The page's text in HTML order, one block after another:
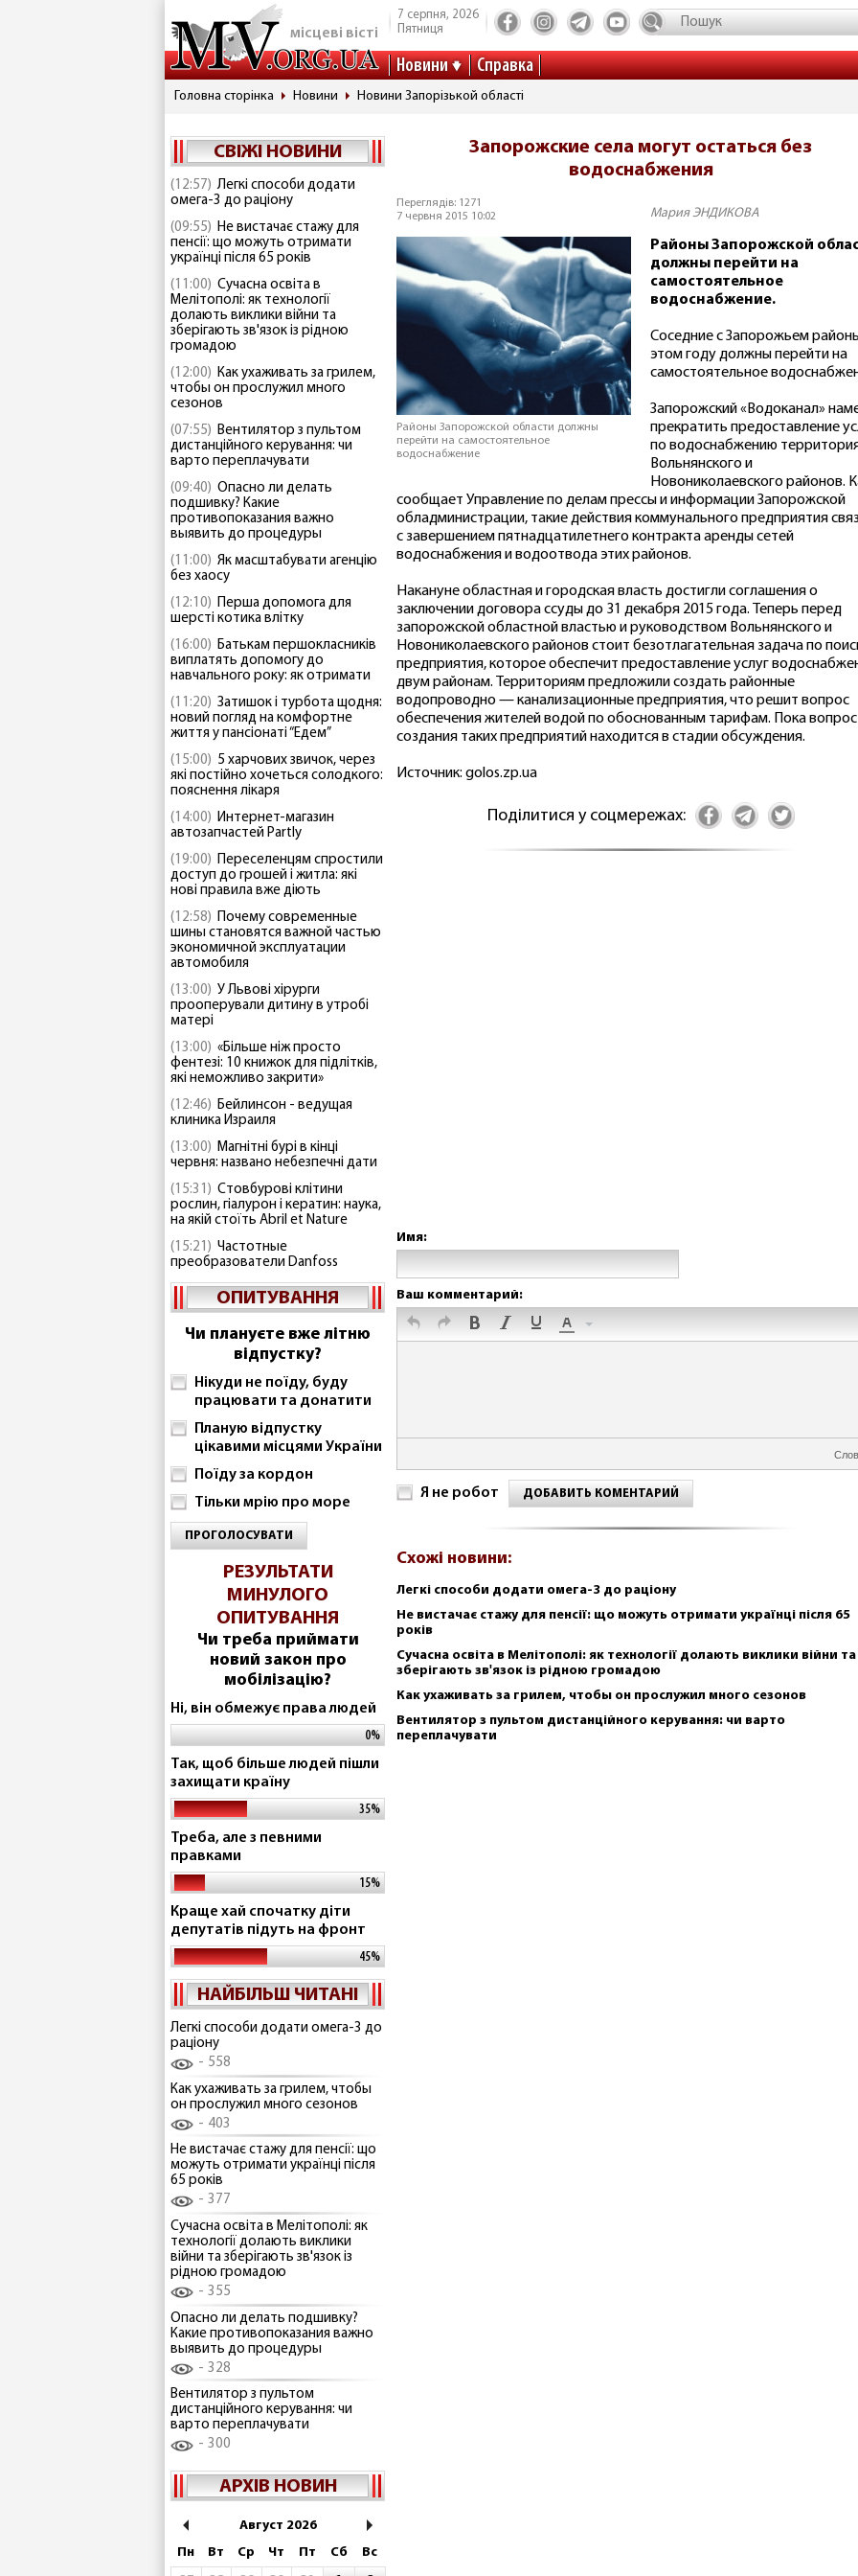
місцеві вісті
7 серпня, 2026
Пятниця
Новини Справка
Головна сторінка Новини Новини Запорізькой області
СВІЖІ НОВИНИ
(12:57) Легкі способи додати
омега-3 до раціону
(09:55) Не вистачає стажу для
пенсії: що можуть отримати
українці після 65 років
(11:00) Сучасна освіта в
Мелітополі: як технології
долають виклики війни та
зберігають зв'язок із рідною
громадою
(12:00) Как ухаживать за грилем,
чтобы он прослужил много
сезонов
(07:55) Вентилятор з пультом
дистанційного керування: чи
варто переплачувати
(09:40) Опасно ли делать
подшивку? Какие
противопоказания важно
выявить до процедуры
(11:00) Як масштабувати агенцію
без хаосу
(12:10) Перша допомога для
шерсті котика влітку
(16:00) Батькам першокласників
виплатять допомогу до
навчального року: як отримати
(11:20) Затишок і турбота щодня:
новий погляд на комфортне
життя у пансіонаті “Едем”
(15:00) 5 харчових звичок, через
які постійно хочеться солодкого:
пояснення лікаря
(14:00) Интернет-магазин
автозапчастей Partly
(19:00) Переселенцям спростили
доступ до грошей і житла: які
нові правила вже діють
(12:58) Почему современные
шины становятся важной частью
экономичной эксплуатации
автомобиля
(13:00) У Львові хірурги
прооперували дитину в утробі
матері
(13:00) «Більше ніж просто
фентезі: 10 книжок для підлітків,
які неможливо закрити»
(12:46) Бейлинсон - ведущая
клиника Израиля
(13:00) Магнітні бурі в кінці
червня: названо небезпечні дати
(15:31) Стовбурові клітини
рослин, гіалурон і кератин: наука,
на якій стоїть Abril et Nature
(15:21) Частотные
преобразователи Danfoss
ОПИТУВАННЯ
Чи плануєте вже літню
відпустку?
Нікуди не поїду, буду
працювати та донатити
Планую відпустку
цікавими місцями України
Поїду за кордон
Тільки мрію про море
ПРОГОЛОСУВАТИ
РЕЗУЛЬТАТИ
МИНУЛОГО
ОПИТУВАННЯ
Чи треба приймати
новий закон про
мобілізацію?
Ні, він обмежує права людей
0%
Так, щоб більше людей пішли
захищати країну
35%
Треба, але з певними
правками
15%
Краще хай спочатку діти
депутатів підуть на фронт
45%
НАЙБІЛЬШ ЧИТАНІ
Легкі способи додати омега-3 до
раціону
558
Как ухаживать за грилем, чтобы
он прослужил много сезонов
403
Не вистачає стажу для пенсії: що
можуть отримати українці після
65 років
377
Сучасна освіта в Мелітополі: як
технології долають виклики
війни та зберігають зв'язок із
рідною громадою
355
Опасно ли делать подшивку?
Какие противопоказания важно
выявить до процедуры
328
Вентилятор з пультом
дистанційного керування: чи
варто переплачувати
300
АРХІВ НОВИН
Август 2026
Пн
Вт Ср Чт Пт Сб
Вс
Запорожские села могут остаться без
водоснабжения
Переглядів: 1271
7 червня 2015 10:02
Мария ЭНДИКОВА
Районы Запорожской области должны
перейти на самостоятельное
водоснабжение
Районы Запорожской
должны перейти на
самостоятельное
водоснабжение.
Соседние с Запорожьем
этом году должны перейти на
самостоятельное
Запорожский «Водоканал»
прекратить предоставление
по водоснабжению
Вольнянского и
Новониколаевского районов.
сообщает Управление по делам прессы и информации Запорожской
обладминистрации, такие действия коммунального предприятия
с завершением пятнадцатилетнего контракта аренды сетей
водоснабжения и водоотвода этих районов.
Накануне областная и городская власть достигли соглашения о
заключении договора ссуды до 31 декабря 2015 года. Теперь перед
запорожской областной властью и руководством Вольнянского и
Новониколаевского районов стоит безотлагательная задача по
предприятия, которое обеспечит предоставление услуг
двум районам. Территориям предложили создать районные
водопроводно — канализационные предприятия, что решит вопрос
обеспечения жителей водой по обоснованным тарифам. Пока вопрос
создания таких предприятий находится в стадии обсуждения.
Источник: golos.zp.ua
Поділитися у соцмережах:
Имя:
Ваш комментарий:
Я не робот ДОБАВИТЬ КОМЕНТАРИЙ
Схожі новини:
Легкі способи додати омега-3 до раціону
Не вистачає стажу для пенсії: що можуть отримати українці після 65
років
Сучасна освіта в Мелітополі: як технології долають виклики війни та
зберігають зв'язок із рідною громадою
Как ухаживать за грилем, чтобы он прослужил много сезонов
Вентилятор з пультом дистанційного керування: чи варто
переплачувати